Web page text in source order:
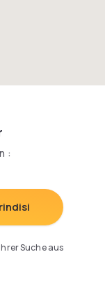
:
Suche aus